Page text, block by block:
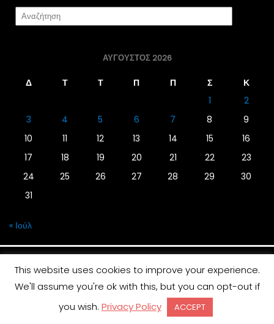
ΑΎΓΟΥΣΤΟΣ 2026
Δ Τ Τ Π Π Σ
Κ
1
2
3
4 5 6 7 8
9
10
11 12 13 14 15
16
17
18 19 20 21 22
23
24
25 26 27 28 29
30
31
« Ιούλ
© 2019 | Screen Magazine - Ηλεκτρονική εφημερίδα
Contia
This website uses cookies to improve your experience.
We'll assume you're ok with this, but you can opt-out if
you wish. Privacy Policy ACCEPT